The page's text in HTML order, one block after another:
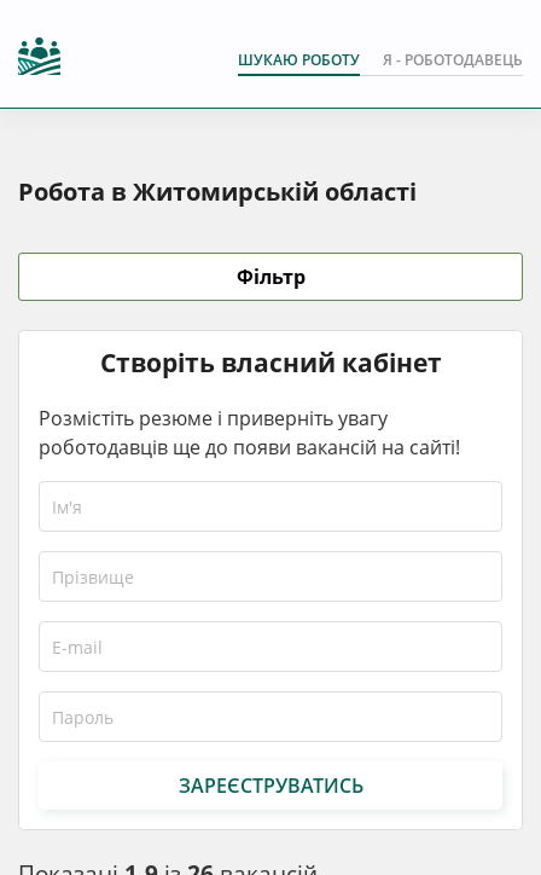
ШУКАЮ РОБОТУ Я - РОБОТОДАВЕЦЬ
Робота в Житомирській області
Фільтр
Створіть власний кабінет
Розмістіть резюме і приверніть увагу
роботодавців ще до появи вакансій на сайті!
ЗАРЕЄСТРУВАТИСЬ